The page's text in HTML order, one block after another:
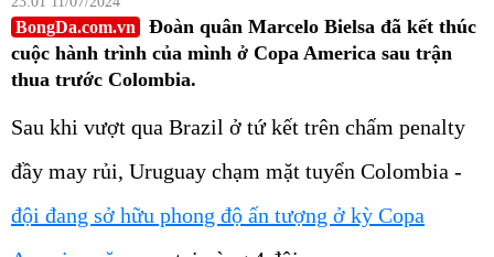
BongDa.com.vn
Đoàn quân Marcelo Bielsa đã kết thúc
cuộc hành trình của mình ở Copa America sau trận
thua trước Colombia.
Sau khi vượt qua Brazil ở tứ kết trên chấm penalty
đầy may rủi, Uruguay chạm mặt tuyển Colombia -
đội đang sở hữu phong độ ấn tượng ở kỳ Copa